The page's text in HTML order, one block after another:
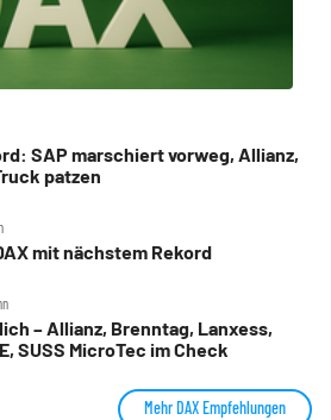
SAP marschiert vorweg, Allianz,
patzen
mit nächstem Rekord
– Allianz, Brenntag, Lanxess,
SUSS MicroTec im Check
Mehr DAX Empfehlungen